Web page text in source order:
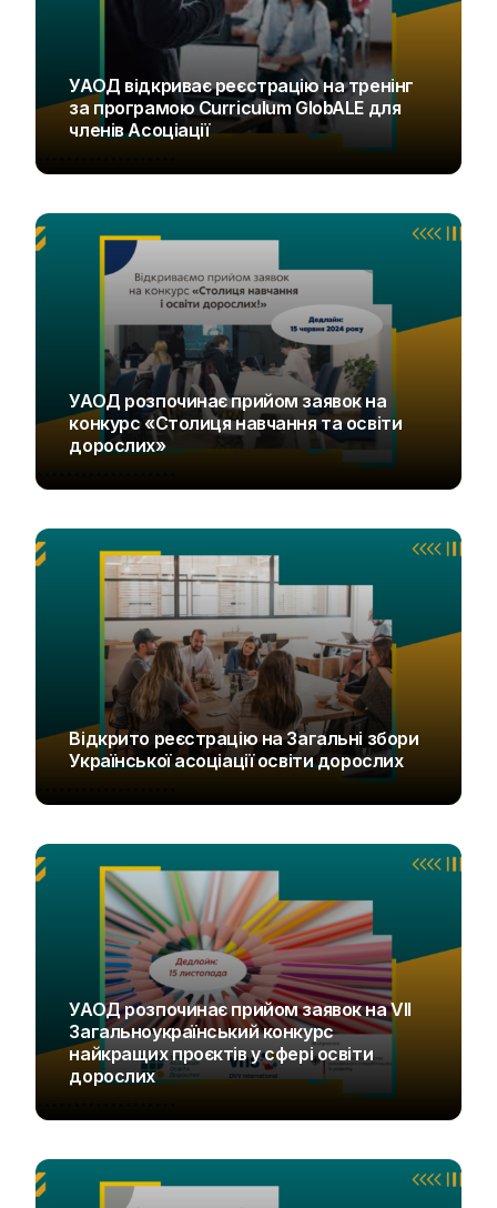
УАОД відкриває реєстрацію на тренінг
за програмою Curriculum GlobALE для
членів Асоціації
УАОД розпочинає прийом заявок на
конкурс «Столиця навчання та освіти
дорослих»
Відкрито реєстрацію на Загальні збори
Української асоціації освіти дорослих
УАОД розпочинає прийом заявок на VIІ
Загальноукраїнський конкурс
найкращих проєктів у сфері освіти
дорослих